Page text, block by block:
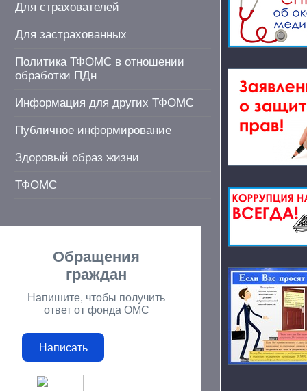
Для страхователей
Для застрахованных
Политика ТФОМС в отношении
обработки ПДн
Информация для других ТФОМС
Публичное информирование
Здоровый образ жизни
ТФОМС
Обращения
граждан
Напишите, чтобы получить
ответ от фонда ОМС
Написать